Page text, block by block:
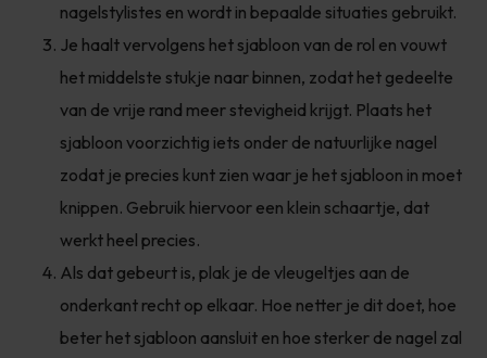
nagelstylistes en wordt in bepaalde situaties gebruikt.
Je haalt vervolgens het sjabloon van de rol en vouwt
het middelste stukje naar binnen, zodat het gedeelte
van de vrije rand meer stevigheid krijgt. Plaats het
sjabloon voorzichtig iets onder de natuurlijke nagel
zodat je precies kunt zien waar je het sjabloon in moet
knippen. Gebruik hiervoor een klein schaartje, dat
werkt heel precies.
Als dat gebeurt is, plak je de vleugeltjes aan de
onderkant recht op elkaar. Hoe netter je dit doet, hoe
beter het sjabloon aansluit en hoe sterker de nagel zal